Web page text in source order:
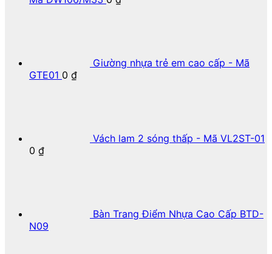
Giường nhựa trẻ em cao cấp - Mã
GTE01 0 ₫
Vách lam 2 sóng thấp - Mã VL2ST-01
0 ₫
Bàn Trang Điểm Nhựa Cao Cấp BTD-
N09